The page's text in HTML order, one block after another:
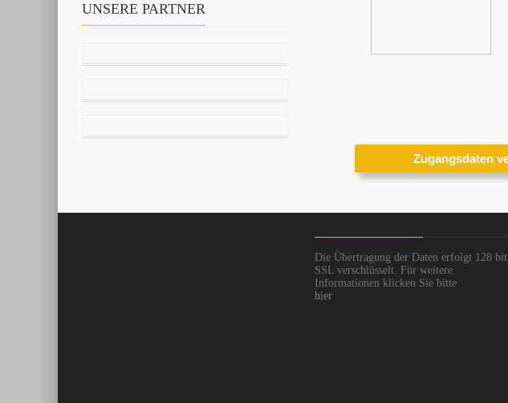
UNSERE PARTNER
Die Übertragung der Daten erfolgt 128 bit
SSL verschlüsselt. Für weitere
Informationen klicken Sie bitte
hier